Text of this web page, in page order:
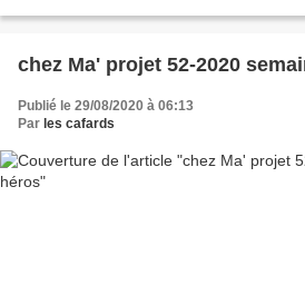
chez Ma' projet 52-2020
Publié le 29/08/2020 à 06:13
Par les cafards